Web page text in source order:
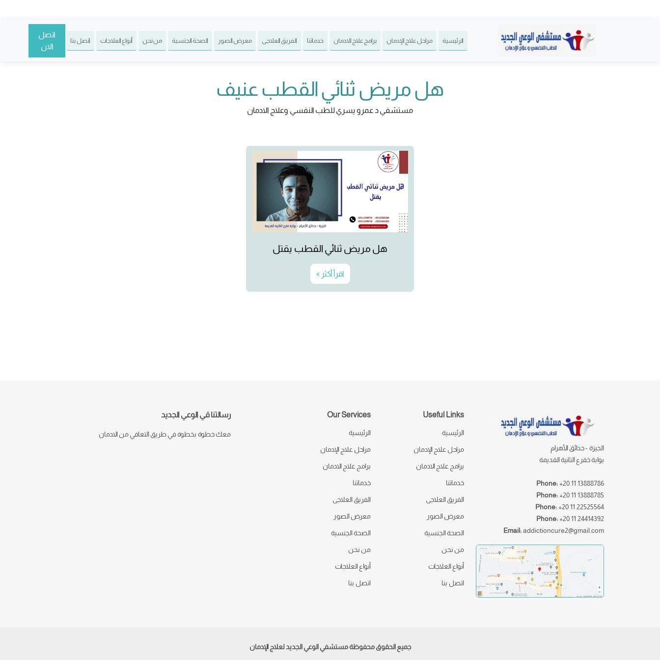
الرئيسية مراحل علاج الإدمان برامج علاج الادمان خدماتنا الفريق العلاجى معرض الصور الصحة الجنسية من نحن أنواع العلاجات اتصل بنا
اتصل
الان
هل مريض ثنائي القطب عنيف
مستشفي د عمرو يسري للطب النفسي وعلاج الادمان
هل مريض ثنائي القطب يقتل
اقرأ أكثر »
الجيزة - حدائق الأهرام
بوابة خفرع التانية القديمة
Phone:+20 11 13888786
Phone:+20 11 13888785
Phone:+20 11 22525564
Phone:+20 11 24414392
Email:addictioncure2@gmail.com
Useful Links
الرئيسية
مراحل علاج الإدمان
برامج علاج الادمان
خدماتنا
الفريق العلاجى
معرض الصور
الصحة الجنسية
من نحن
أنواع العلاجات
اتصل بنا
Our Services
الرئيسية
مراحل علاج الإدمان
برامج علاج الادمان
خدماتنا
الفريق العلاجى
معرض الصور
الصحة الجنسية
من نحن
أنواع العلاجات
اتصل بنا
رسالتنا قي الوعي الجديد
معك خطوة بخطوة في طريق التعافي من الادمان
جميع الحقوق محفوظة مستشفي الوعي الجديد لعلاج الإدمان